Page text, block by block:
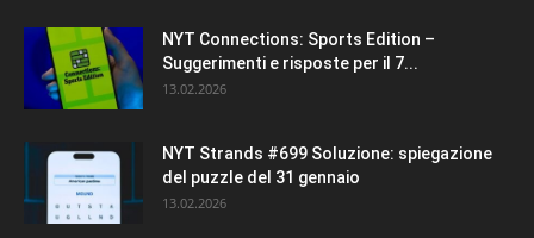
NYT Connections: Sports Edition –
Suggerimenti e risposte per il 7...
13.02.2026
NYT Strands #699 Soluzione: spiegazione
del puzzle del 31 gennaio
13.02.2026